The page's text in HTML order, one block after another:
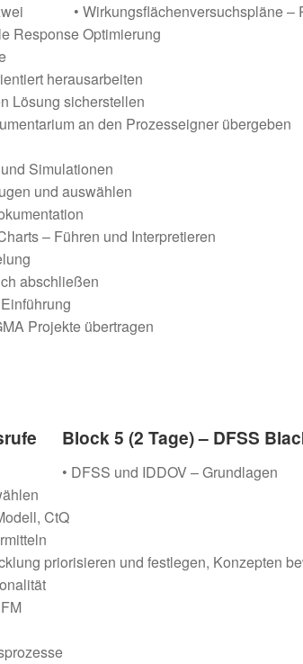
• Wirkungsflächenversuchspläne
Response Optimierung
herausarbeiten
Lösung sicherstellen
an den Prozesseigner übergeben
Simulationen
und auswählen
– Führen und Interpretieren
abschließen
Projekte übertragen
Block 5 (2 Tage) – DFSS
• DFSS und IDDOV – Grundlagen
CtQ
priorisieren und festlegen, Konzepten